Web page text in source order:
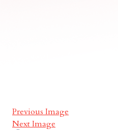
Previous Image
Next Image